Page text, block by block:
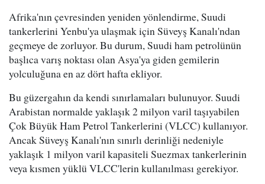
Afrika'nın çevresinden yeniden yönlendirme, Suudi
tankerlerini Yenbu'ya ulaşmak için Süveyş Kanalı'ndan
geçmeye de zorluyor. Bu durum, Suudi ham petrolünün
başlıca varış noktası olan Asya'ya giden gemilerin
yolculuğuna en az dört hafta ekliyor.
Bu güzergahın da kendi sınırlamaları bulunuyor. Suudi
Arabistan normalde yaklaşık 2 milyon varil taşıyabilen
Çok Büyük Ham Petrol Tankerlerini (VLCC) kullanıyor.
Ancak Süveyş Kanalı'nın sınırlı derinliği nedeniyle
yaklaşık 1 milyon varil kapasiteli Suezmax tankerlerinin
veya kısmen yüklü VLCC'lerin kullanılması gerekiyor.